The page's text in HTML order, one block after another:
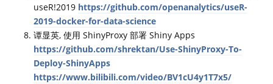
useR!2019 https://github.com/openanalytics/useR-
2019-docker-for-data-science
谭显英, 使用 ShinyProxy 部署 Shiny Apps
https://github.com/shrektan/Use-ShinyProxy-To-
Deploy-ShinyApps
https://www.bilibili.com/video/BV1cU4y1T7x5/